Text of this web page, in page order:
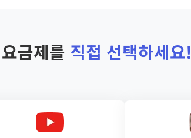
금제를 직접 선택하세요!